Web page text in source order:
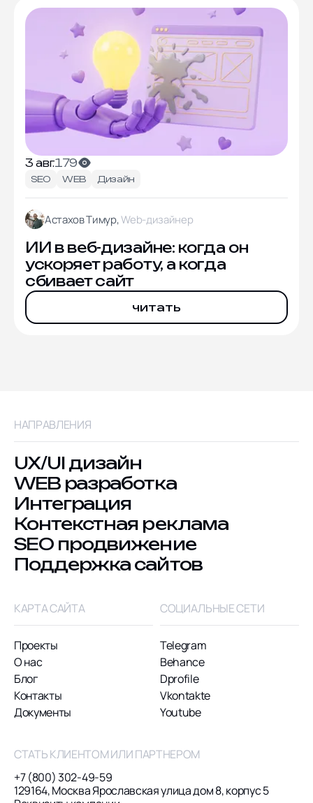
3 авг.179
SEO WEB Дизайн
Астахов Тимур,Web-дизайнер
ИИ в веб-дизайне: когда он
ускоряет работу, а когда
сбивает сайт
читать
НАПРАВЛЕНИЯ
UX/UI дизайн
WEB разработка
Интеграция
Контекстная реклама
SEO продвижение
Поддержка сайтов
КАРТА САЙТА
Проекты
О нас
Блог
Контакты
Документы
СОЦИАЛЬНЫЕ СЕТИ
Telegram
Behance
Dprofile
Vkontakte
Youtube
СТАТЬ КЛИЕНТОМ ИЛИ ПАРТНЕРОМ
+7 (800) 302-49-59
129164, Москва Ярославская улица дом 8, корпус 5